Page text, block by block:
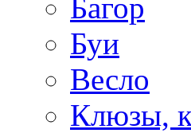
Багор
Буи
Весло
Клюзы,